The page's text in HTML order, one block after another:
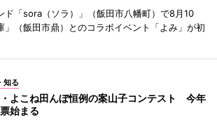
ド「sora（ソラ）」（飯田市八幡町）で8月10
」（飯田市鼎）とのコラボイベント「よみ」が初
知る
よこね田んぼ恒例の案山子コンテスト 今年
始まる